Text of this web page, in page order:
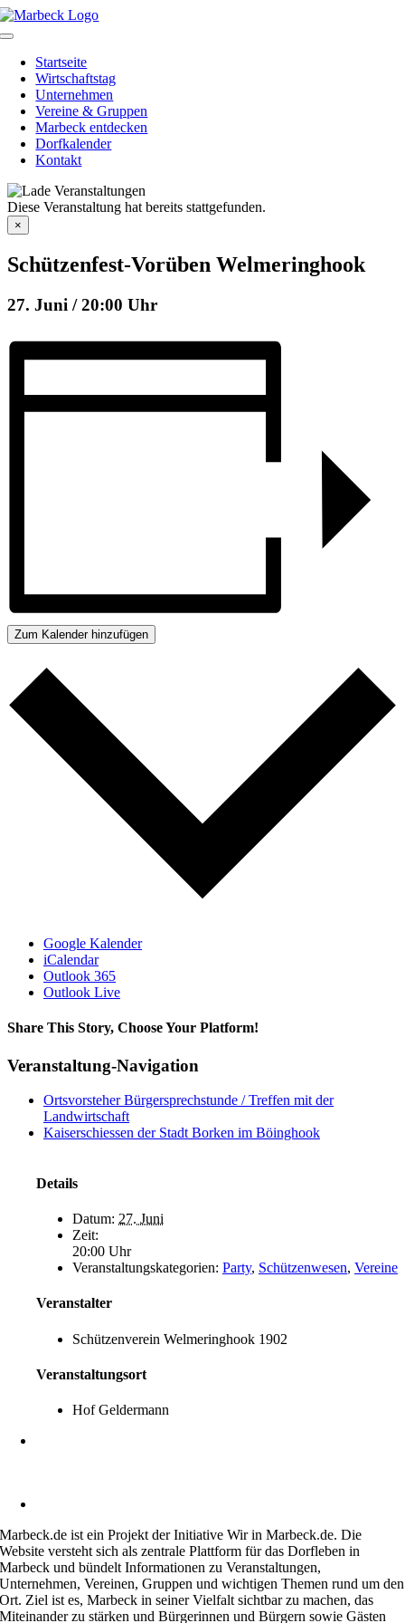
Skip
to
Toggle
NavigationStartseite
Wirtschaftstag
Unternehmen
Vereine & Gruppen
Marbeck entdecken
Dorfkalender
Kontakt
Diese Veranstaltung hat bereits stattgefunden.
×
Schützenfest-Vorüben Welmeringhook
27. Juni / 20:00 Uhr
Zum Kalender hinzufügen
Google Kalender
iCalendar
Outlook 365
Outlook Live
Share This Story, Choose Your Platform!
Facebook
X
Bluesky
Reddit
LinkedIn
WhatsApp
Telegram
Tumblr
Xing
Email
Copy
Veranstaltung-Navigation
Ortsvorsteher Bürgersprechstunde / Treffen mit der
Landwirtschaft
Kaiserschiessen der Stadt Borken im Böinghook
Details
Datum: 27. Juni
Zeit:
20:00 Uhr
Veranstaltungskategorien: Party, Schützenwesen, Vereine
Veranstalter
Schützenverein Welmeringhook 1902
Veranstaltungsort
Hof Geldermann
Marbeck.de ist ein Projekt der Initiative Wir in Marbeck.de. Die
Website versteht sich als zentrale Plattform für das Dorfleben in
Marbeck und bündelt Informationen zu Veranstaltungen,
Unternehmen, Vereinen, Gruppen und wichtigen Themen rund um den
Ort. Ziel ist es, Marbeck in seiner Vielfalt sichtbar zu machen, das
Miteinander zu stärken und Bürgerinnen und Bürgern sowie Gästen